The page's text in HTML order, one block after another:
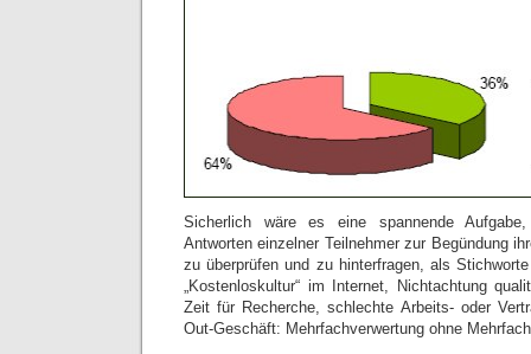
Sicherlich wäre es eine spannende
Antworten einzelner Teilnehmer zur Begündung
zu überprüfen und zu hinterfragen, als
„Kostenloskultur“ im Internet, Nichtachtung
Zeit für Recherche, schlechte Arbeits- oder
Out-Geschäft: Mehrfachverwertung ohne